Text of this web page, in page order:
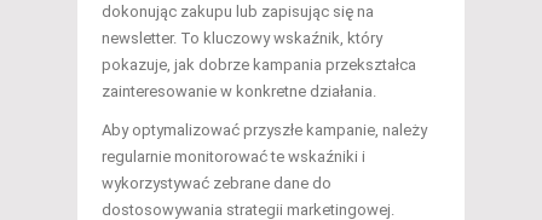
dokonując zakupu lub zapisując się na
newsletter. To kluczowy wskaźnik, który
pokazuje, jak dobrze kampania przekształca
zainteresowanie w konkretne działania.
Aby optymalizować przyszłe kampanie, należy
regularnie monitorować te wskaźniki i
wykorzystywać zebrane dane do
dostosowywania strategii marketingowej.